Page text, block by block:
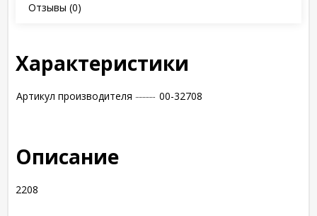
Отзывы (0)
Характеристики
Артикул производителя 00-32708
Описание
2208